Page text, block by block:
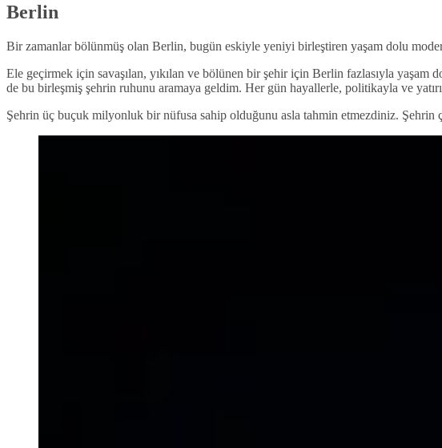
Berlin
Bir zamanlar bölünmüş olan Berlin, bugün eskiyle yeniyi birleştiren yaşam dolu
Ele geçirmek için savaşılan, yıkılan ve bölünen bir şehir için Berlin fazlasıyla
de bu birleşmiş şehrin ruhunu aramaya geldim. Her gün hayallerle, politikayla ve
Şehrin üç buçuk milyonluk bir nüfusa sahip olduğunu asla tahmin etmezdiniz. Şehrin